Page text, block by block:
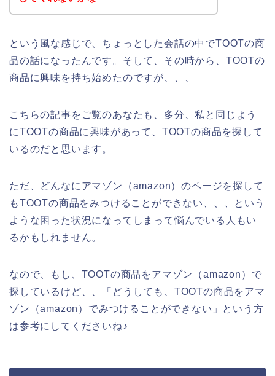
という風な感じで、ちょっとした会話の中でTOOTの商
品の話になったんです。そして、その時から、TOOTの
商品に興味を持ち始めたのですが、、、
こちらの記事をご覧のあなたも、多分、私と同じよう
にTOOTの商品に興味があって、TOOTの商品を探して
いるのだと思います。
ただ、どんなにアマゾン（amazon）のページを探して
もTOOTの商品をみつけることができない、、、という
ような困った状況になってしまって悩んでいる人もい
るかもしれません。
なので、もし、TOOTの商品をアマゾン（amazon）で
探しているけど、、「どうしても、TOOTの商品をアマ
ゾン（amazon）でみつけることができない」という方
は参考にしてくださいね♪